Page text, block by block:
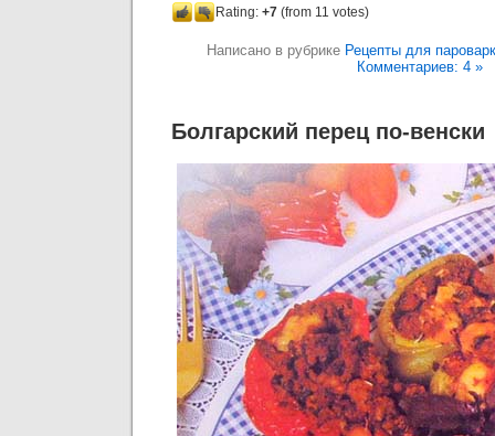
Rating: +7 (from 11 votes)
Написано в рубрике Рецепты для
Комментариев: 4 »
Болгарский перец по-венски